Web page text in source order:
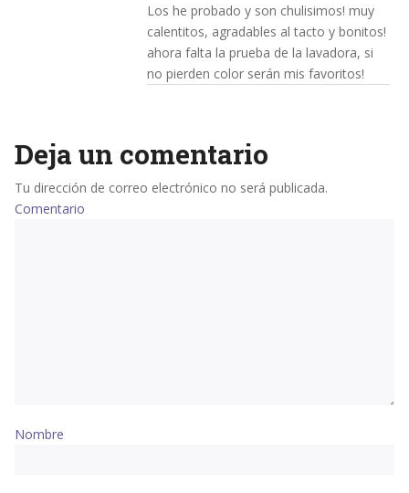
Los he probado y son chulisimos! muy
calentitos, agradables al tacto y bonitos!
ahora falta la prueba de la lavadora, si
no pierden color serán mis favoritos!
Deja un comentario
Tu dirección de correo electrónico no será publicada.
Comentario
Nombre